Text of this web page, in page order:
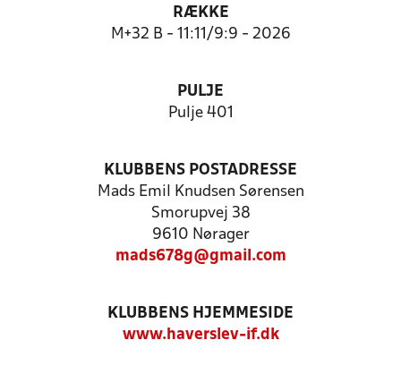
RÆKKE
M+32 B - 11:11/9:9 - 2026
PULJE
Pulje 401
KLUBBENS POSTADRESSE
Mads Emil Knudsen Sørensen
Smorupvej 38
9610 Nørager
mads678g@gmail.com
KLUBBENS HJEMMESIDE
www.haverslev-if.dk